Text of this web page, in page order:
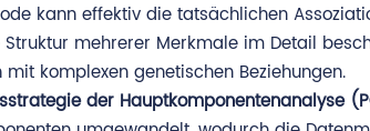
kann effektiv die tatsächlichen
mehrerer Merkmale im Detail
mit komplexen genetischen Beziehungen.
der Hauptkomponentenanalyse